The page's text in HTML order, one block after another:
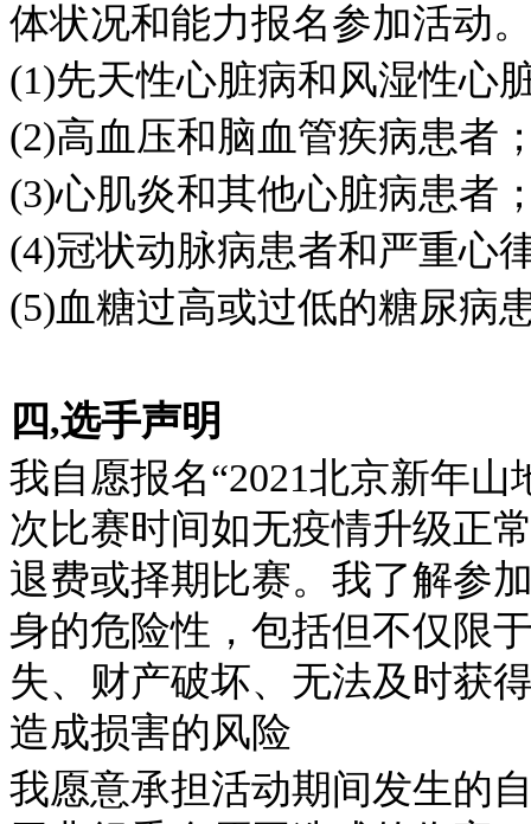
体状况和能力报名参加活动
(1)先天性心脏病和风湿性心
(2)高血压和脑血管疾病患者
(3)心肌炎和其他心脏病患者
(4)冠状动脉病患者和严重心
(5)血糖过高或过低的糖尿病
四,选手声明
我自愿报名“2021北京新年
次比赛时间如无疫情升级正
退费或择期比赛。我了解参
身的危险性，包括但不仅限
失、财产破坏、无法及时获
造成损害的风险
我愿意承担活动期间发生的